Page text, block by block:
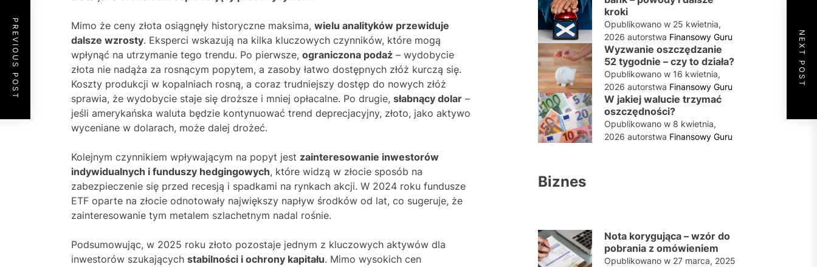
Mimo że ceny złota osiągnęły historyczne maksima, wielu analityków przewiduje
dalsze wzrosty. Eksperci wskazują na kilka kluczowych czynników, które mogą
wpłynąć na utrzymanie tego trendu. Po pierwsze, ograniczona podaż – wydobycie
złota nie nadąża za rosnącym popytem, a zasoby łatwo dostępnych złóż kurczą się.
Koszty produkcji w kopalniach rosną, a coraz trudniejszy dostęp do nowych złóż
sprawia, że wydobycie staje się droższe i mniej opłacalne. Po drugie, słabnący dolar –
jeśli amerykańska waluta będzie kontynuować trend deprecjacyjny, złoto, jako aktywo
wyceniane w dolarach, może dalej drożeć.
Kolejnym czynnikiem wpływającym na popyt jest zainteresowanie inwestorów
indywidualnych i funduszy hedgingowych, które widzą w złocie sposób na
zabezpieczenie się przed recesją i spadkami na rynkach akcji. W 2024 roku fundusze
ETF oparte na złocie odnotowały największy napływ środków od lat, co sugeruje, że
zainteresowanie tym metalem szlachetnym nadal rośnie.
Podsumowując, w 2025 roku złoto pozostaje jednym z kluczowych aktywów dla
inwestorów szukających stabilności i ochrony kapitału. Mimo wysokich cen
PREVIOUS POST NEXT POST
kroki
Opublikowano w 25 kwietnia,
2026 autorstwa Finansowy Guru
Wyzwanie oszczędzanie
52 tygodnie – czy to działa?
Opublikowano w 16 kwietnia,
2026 autorstwa Finansowy Guru
W jakiej walucie trzymać
oszczędności?
Opublikowano w 8 kwietnia,
2026 autorstwa Finansowy Guru
Biznes
Nota korygująca – wzór do
pobrania z omówieniem
Opublikowano w 27 marca, 2025